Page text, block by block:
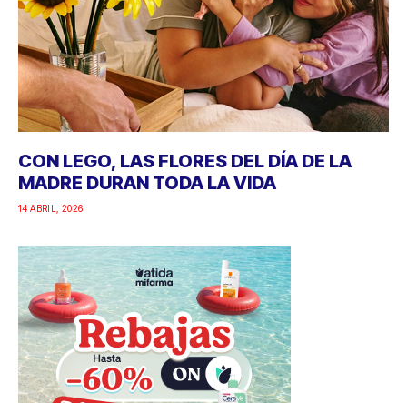
CON LEGO, LAS FLORES DEL DÍA DE LA
MADRE DURAN TODA LA VIDA
14 ABRIL, 2026